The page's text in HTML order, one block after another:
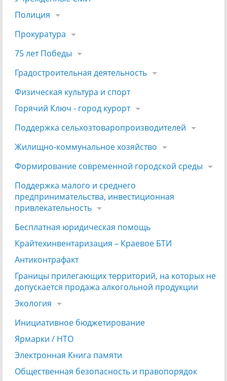
Полиция
Прокуратура
75 лет Победы
Градостроительная деятельность
Физическая культура и спорт
Горячий Ключ - город курорт
Поддержка сельхозтоваропроизводителей
Жилищно-коммунальное хозяйство
Формирование современной городской среды
Поддержка малого и среднего
предпринимательства, инвестиционная
привлекательность
Бесплатная юридическая помощь
Крайтехинвентаризация – Краевое БТИ
Антиконтрафакт
Границы прилегающих территорий, на которых не
допускается продажа алкогольной продукции
Экология
Инициативное бюджетирование
Ярмарки / НТО
Электронная Книга памяти
Общественная безопасность и правопорядок